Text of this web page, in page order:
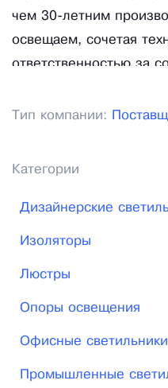
чем 30-летним
освещаем, сочетая
ответственностью за
Тип компании:
Категории
Дизайнерские
Изоляторы
Люстры
Опоры освещения
Офисные светильники
Промышленные